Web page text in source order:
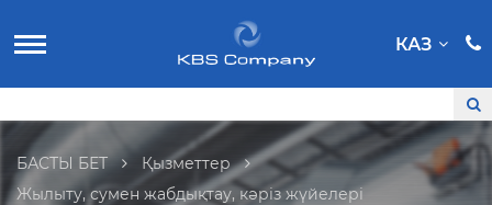
КАЗ
БАСТЫ БЕТ
Қызметтер
Жылыту, сумен жабдықтау, кәріз жүйелері